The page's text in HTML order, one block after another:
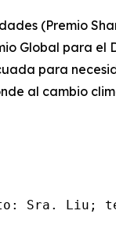
(Premio
Global para el
para
al cambio
Sra. Liu;